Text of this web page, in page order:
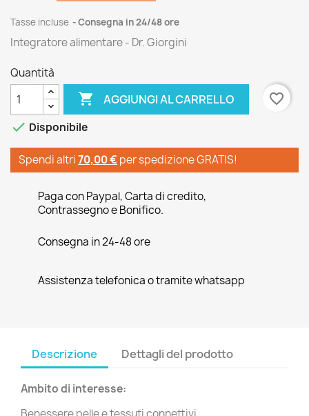
Tasse incluse Consegna in 24/48 ore
Integratore alimentare - Dr. Giorgini
Quantità
 AGGIUNGI AL CARRELLO
favorite_border
 Disponibile
Spendi altri70,00 € per spedizione GRATIS!
Paga con Paypal, Carta di credito,
Contrassegno e Bonifico.
Consegna in 24-48 ore
Assistenza telefonica o tramite whatsapp
Descrizione Dettagli del prodotto
Ambito di interesse: